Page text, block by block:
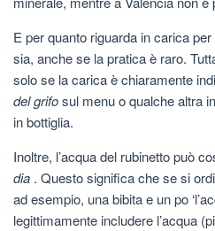
E per quanto riguarda in carica
sia, anche se la pratica è raro.
solo se la carica è chiaramente
del grifosul menu o qualche altra
in bottiglia.
Inoltre, l’acqua del rubinetto può
dia . Questo significa che se si
ad esempio, una bibita e un po
legittimamente includere l’acqua